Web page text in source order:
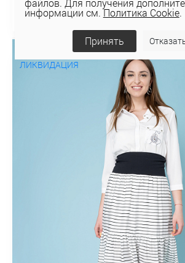
73,86 руб 105,51 руб
ЛИКВИДАЦИЯ
файлов. Для получения
информации см.Политика Cookie.
Принять